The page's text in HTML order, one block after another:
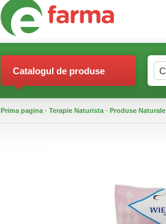
Catalogul de produse
Prima pagina - Terapie Naturista - Produse Naturale